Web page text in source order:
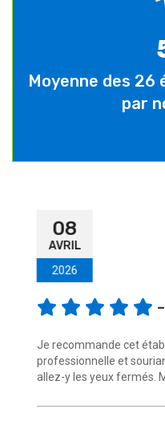
Moyenne des
par
AVRIL
2026
-
Je recommande cet
professionnelle et souriante
allez-y les yeux fermés. Malick